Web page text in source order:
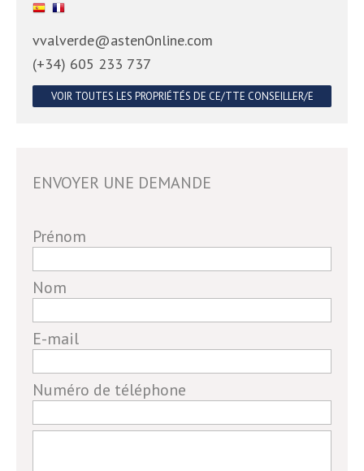
ENVOYER UNE DEMANDE
If
are
a
human,
ignore
field
Prénom
Nom
E-mail
Numéro de téléphone
vvalverde@astenOnline.com
(+34) 605 233 737
VOIR TOUTES LES PROPRIÉTÉS DE CE/TTE CONSEILLER/E